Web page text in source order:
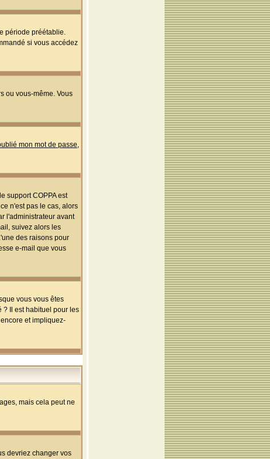
période préétablie.
si vous accédez
ou vous-même. Vous
mon mot de passe,
support COPPA est
n'est pas le cas, alors
l'administrateur avant
suivez alors les
des raisons pour
e-mail que vous
vous vous êtes
? Il est habituel pour les
et impliquez-
mais cela peut ne
devriez changer vos